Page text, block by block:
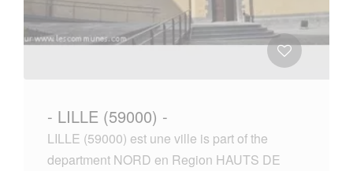
- LILLE (59000) -
LILLE (59000) est une ville is part of the
department NORD en Region HAUTS DE